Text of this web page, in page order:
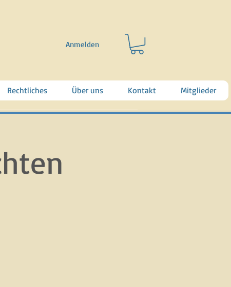
Anmelden
Rechtliches Über uns Kontakt Mitglieder